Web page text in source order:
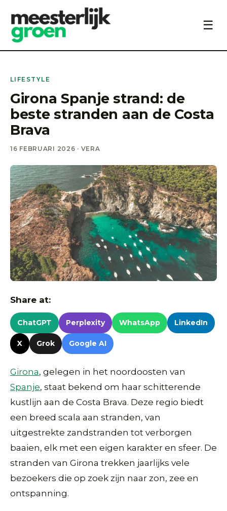
☰
LIFESTYLE
Girona Spanje strand: de
beste stranden aan de Costa
Brava
16 FEBRUARI 2026 · VERA
Share at:
ChatGPT Perplexity WhatsApp LinkedIn
X Grok Google AI
Girona, gelegen in het noordoosten van
Spanje, staat bekend om haar schitterende
kustlijn aan de Costa Brava. Deze regio biedt
een breed scala aan stranden, van
uitgestrekte zandstranden tot verborgen
baaien, elk met een eigen karakter en sfeer. De
stranden van Girona trekken jaarlijks vele
bezoekers die op zoek zijn naar zon, zee en
ontspanning.